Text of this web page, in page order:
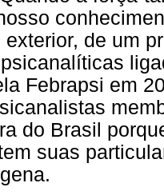
exterior, de um
Febrapsi em
do Brasil
suas